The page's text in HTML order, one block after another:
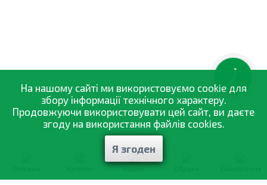
Кошик
На нашому сайті ми використовуємо cookie для
збору інформації технічного характеру.
Продовжуючи використовувати цей сайт, ви даєте
згоду на використання файлів cookies.
Я згоден